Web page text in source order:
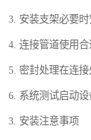
3. 安装支架必要
4. 连接管道使用
5. 密封处理在连
6. 系统测试启动
3. 安装注意事项